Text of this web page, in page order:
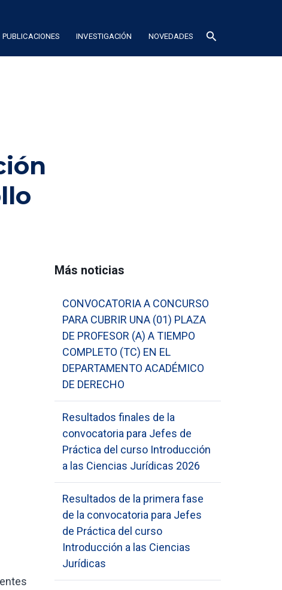
PUBLICACIONES INVESTIGACIÓN NOVEDADES search
Más noticias
CONVOCATORIA A CONCURSO
PARA CUBRIR UNA (01) PLAZA
DE PROFESOR (A) A TIEMPO
COMPLETO (TC) EN EL
DEPARTAMENTO ACADÉMICO
DE DERECHO
Resultados finales de la
convocatoria para Jefes de
Práctica del curso Introducción
a las Ciencias Jurídicas 2026
Resultados de la primera fase
de la convocatoria para Jefes
de Práctica del curso
Introducción a las Ciencias
Jurídicas